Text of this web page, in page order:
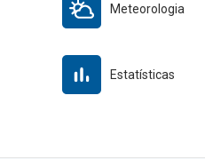
Meteorologia
Estatísticas